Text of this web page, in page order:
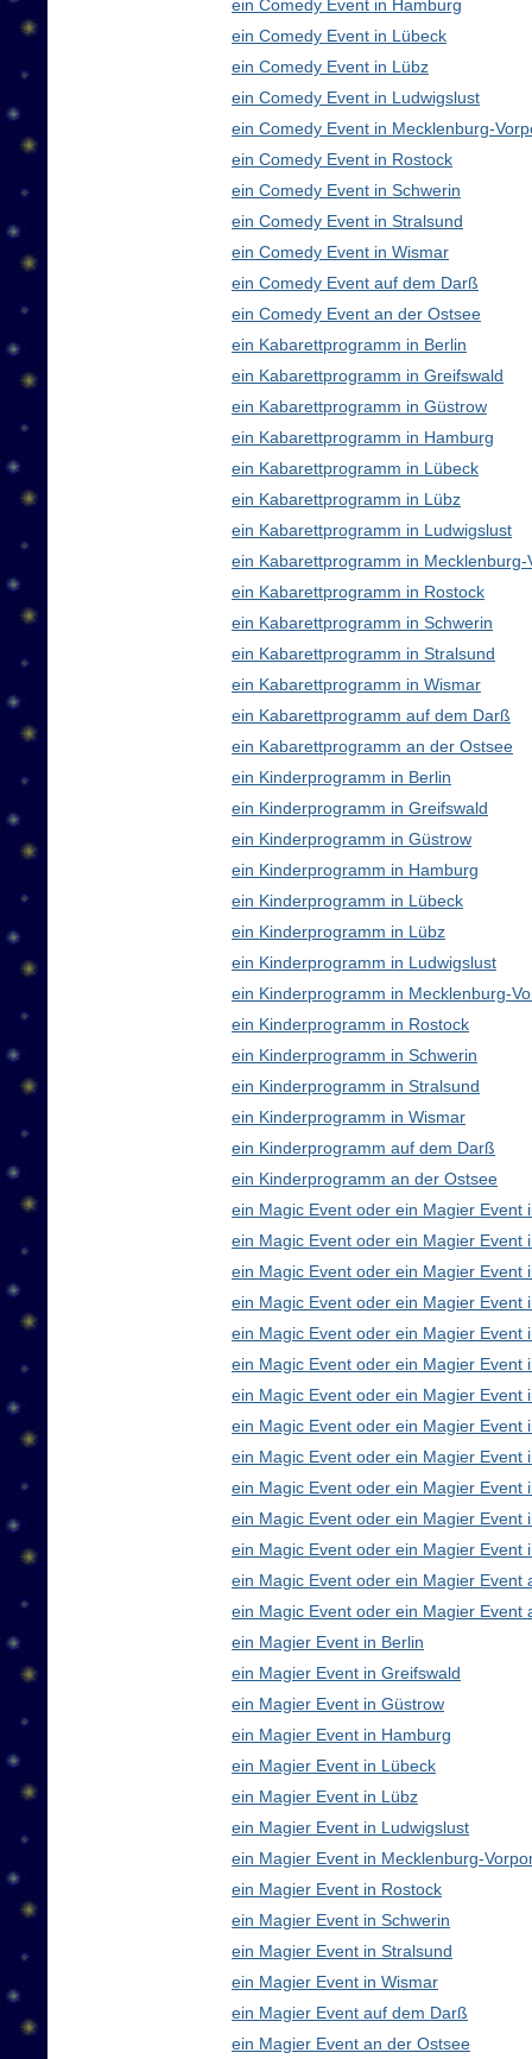
ein Comedy Event in Hamburg
ein Comedy Event in Lübeck
ein Comedy Event in Lübz
ein Comedy Event in Ludwigslust
ein Comedy Event in Mecklenburg-
ein Comedy Event in Rostock
ein Comedy Event in Schwerin
ein Comedy Event in Stralsund
ein Comedy Event in Wismar
ein Comedy Event auf dem Darß
ein Comedy Event an der Ostsee
ein Kabarettprogramm in Berlin
ein Kabarettprogramm in Greifswald
ein Kabarettprogramm in Güstrow
ein Kabarettprogramm in Hamburg
ein Kabarettprogramm in Lübeck
ein Kabarettprogramm in Lübz
ein Kabarettprogramm in Ludwigslust
ein Kabarettprogramm in
ein Kabarettprogramm in Rostock
ein Kabarettprogramm in Schwerin
ein Kabarettprogramm in Stralsund
ein Kabarettprogramm in Wismar
ein Kabarettprogramm auf dem Darß
ein Kabarettprogramm an der Ostsee
ein Kinderprogramm in Berlin
ein Kinderprogramm in Greifswald
ein Kinderprogramm in Güstrow
ein Kinderprogramm in Hamburg
ein Kinderprogramm in Lübeck
ein Kinderprogramm in Lübz
ein Kinderprogramm in Ludwigslust
ein Kinderprogramm in Mecklenburg-
ein Kinderprogramm in Rostock
ein Kinderprogramm in Schwerin
ein Kinderprogramm in Stralsund
ein Kinderprogramm in Wismar
ein Kinderprogramm auf dem Darß
ein Kinderprogramm an der Ostsee
ein Magic Event oder ein Magier Event
ein Magic Event oder ein Magier Event
ein Magic Event oder ein Magier Event
ein Magic Event oder ein Magier Event
ein Magic Event oder ein Magier Event
ein Magic Event oder ein Magier Event
ein Magic Event oder ein Magier Event
ein Magic Event oder ein Magier Event
ein Magic Event oder ein Magier Event
ein Magic Event oder ein Magier Event
ein Magic Event oder ein Magier Event
ein Magic Event oder ein Magier Event
ein Magic Event oder ein Magier Event
ein Magic Event oder ein Magier Event
ein Magier Event in Berlin
ein Magier Event in Greifswald
ein Magier Event in Güstrow
ein Magier Event in Hamburg
ein Magier Event in Lübeck
ein Magier Event in Lübz
ein Magier Event in Ludwigslust
ein Magier Event in Mecklenburg-
ein Magier Event in Rostock
ein Magier Event in Schwerin
ein Magier Event in Stralsund
ein Magier Event in Wismar
ein Magier Event auf dem Darß
ein Magier Event an der Ostsee